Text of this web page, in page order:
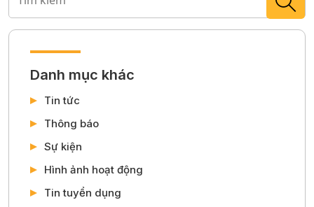
Danh mục khác
Tin tức
Thông báo
Sự kiện
Hình ảnh hoạt động
Tin tuyển dụng